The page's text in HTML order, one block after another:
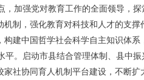
，加强党对教育工作的全面领导，探
制，强化教育对科技和人才的支撑
建中国哲学社会科学自主知识体系
平。启动市县结合管理体制、县中振
社协同育人机制平台建设，不断扩